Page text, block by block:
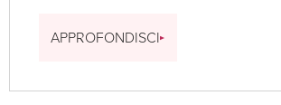
APPROFONDISCI